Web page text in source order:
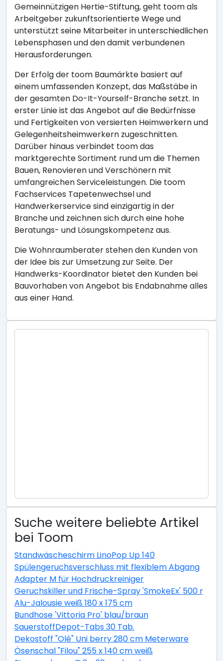
Gemeinnützigen Hertie-Stiftung, geht toom als
Arbeitgeber zukunftsorientierte Wege und
unterstützt seine Mitarbeiter in unterschiedlichen
Lebensphasen und den damit verbundenen
Herausforderungen.
Der Erfolg der toom Baumärkte basiert auf
einem umfassenden Konzept, das Maßstäbe in
der gesamten Do-It-Yourself-Branche setzt. In
erster Linie ist das Angebot auf die Bedürfnisse
und Fertigkeiten von versierten Heimwerkern und
Gelegenheitsheimwerkern zugeschnitten.
Darüber hinaus verbindet toom das
marktgerechte Sortiment rund um die Themen
Bauen, Renovieren und Verschönern mit
umfangreichen Serviceleistungen. Die toom
Fachservices Tapetenwechsel und
Handwerkerservice sind einzigartig in der
Branche und zeichnen sich durch eine hohe
Beratungs- und Lösungskompetenz aus.
Die Wohnraumberater stehen den Kunden von
der Idee bis zur Umsetzung zur Seite. Der
Handwerks-Koordinator bietet den Kunden bei
Bauvorhaben von Angebot bis Endabnahme alles
aus einer Hand.
Suche weitere beliebte Artikel
bei Toom
Standwäscheschirm LinoPop Up 140
Spülengeruchsverschluss mit flexiblem Abgang
Adapter M für Hochdruckreiniger
Geruchskiller und Frische-Spray 'SmokeEx' 500 ml
Alu-Jalousie weiß 180 x 175 cm
Bundhose 'Vittoria Pro' blau/braun
SauerstoffDepot-Tabs 30 Tab.
Dekostoff "Olé" Uni berry 280 cm Meterware
Ösenschal "Filou" 255 x 140 cm weiß